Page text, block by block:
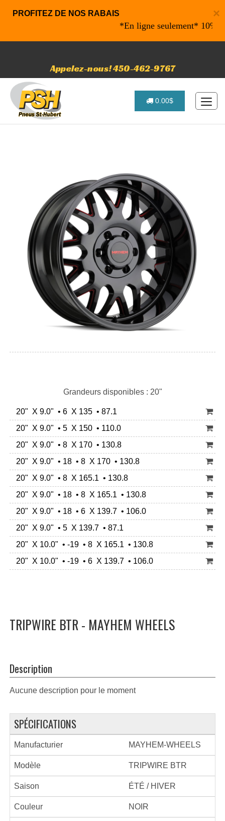
×
PROFITEZ DE NOS RABAIS
*En ligne seulement* 10% de
Appelez-nous! 450-462-9767
0.00$
Grandeurs disponibles : 20"
20" X 9.0" • 6 X 135 • 87.1
20" X 9.0" • 5 X 150 • 110.0
20" X 9.0" • 8 X 170 • 130.8
20" X 9.0" • 18 • 8 X 170 • 130.8
20" X 9.0" • 8 X 165.1 • 130.8
20" X 9.0" • 18 • 8 X 165.1 • 130.8
20" X 9.0" • 18 • 6 X 139.7 • 106.0
20" X 9.0" • 5 X 139.7 • 87.1
20" X 10.0" • -19 • 8 X 165.1 • 130.8
20" X 10.0" • -19 • 6 X 139.7 • 106.0
TRIPWIRE BTR - MAYHEM WHEELS
Description
Aucune description pour le moment
SPÉCIFICATIONS
Manufacturier MAYHEM-WHEELS
Modèle TRIPWIRE BTR
Saison ÉTÉ / HIVER
Couleur NOIR